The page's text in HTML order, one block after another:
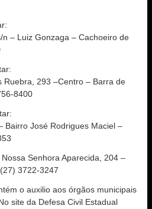
– Luiz Gonzaga – Cachoeiro de
Ruebra, 293 –Centro – Barra de
8400
Bairro José Rodrigues Maciel –
Senhora Aparecida, 204 –
3722-3247
o auxilio aos órgãos municipais
site da Defesa Civil Estadual